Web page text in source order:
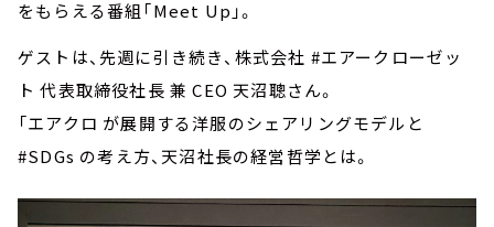
をもらえる番組「Meet Up」。
ゲストは、先週に引き続き、株式会社 #エアークローゼッ
ト 代表取締役社長 兼 CEO 天沼聰さん。
「エアクロ が展開する洋服のシェアリングモデルと
#SDGs の考え方、天沼社長の経営哲学とは。